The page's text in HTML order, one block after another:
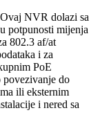
Ovaj NVR dolazi sa
potpunosti mijenja
802.3 af/at
i za
PoE
povezivanje do
ili eksternim
i nered sa